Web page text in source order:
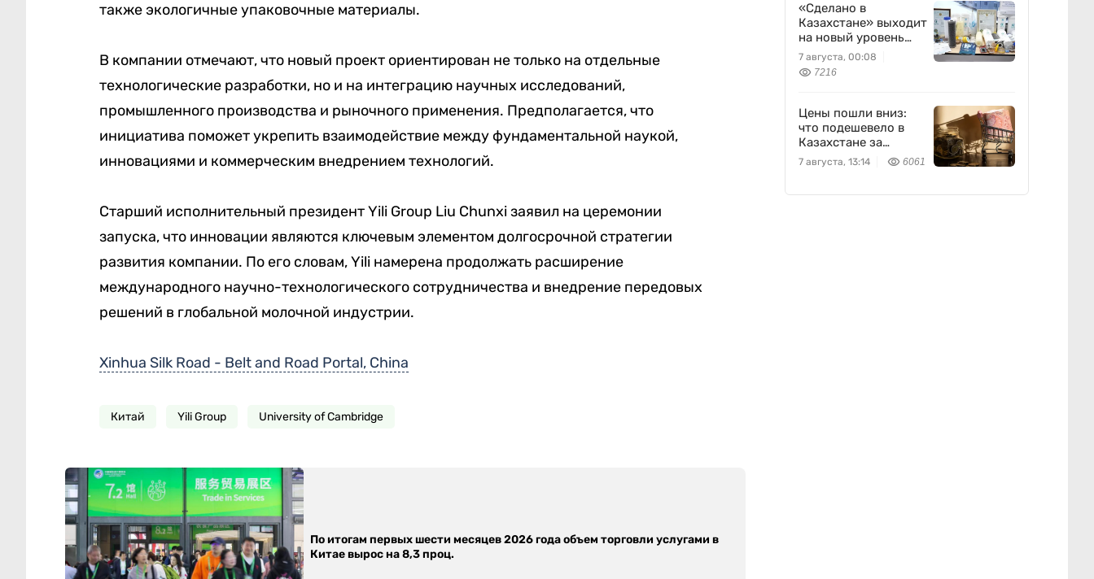
также экологичные упаковочные материалы.
В компании отмечают, что новый проект ориентирован не только на отдельные
технологические разработки, но и на интеграцию научных исследований,
промышленного производства и рыночного применения. Предполагается, что
инициатива поможет укрепить взаимодействие между фундаментальной наукой,
инновациями и коммерческим внедрением технологий.
Старший исполнительный президент Yili Group Liu Chunxi заявил на церемонии
запуска, что инновации являются ключевым элементом долгосрочной стратегии
развития компании. По его словам, Yili намерена продолжать расширение
международного научно-технологического сотрудничества и внедрение передовых
решений в глобальной молочной индустрии.
Xinhua Silk Road - Belt and Road Portal, China
Китай Yili Group University of Cambridge
По итогам первых шести месяцев 2026 года объем торговли услугами в
Китае вырос на 8,3 проц.
«Сделано в
Казахстане» выходит
на новый уровень
благодаря науке
7 августа, 00:08
7216
Цены пошли вниз:
что подешевело в
Казахстане за
неделю
7 августа, 13:14 6061